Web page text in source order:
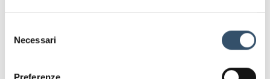
delNecessari
Preferenze
Leggi anche